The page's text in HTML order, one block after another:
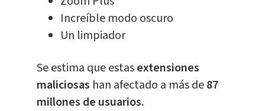
Increíble modo oscuro
Un limpiador
Se estima que estasextensiones
maliciosas han afectado a más de87
millones de usuarios.